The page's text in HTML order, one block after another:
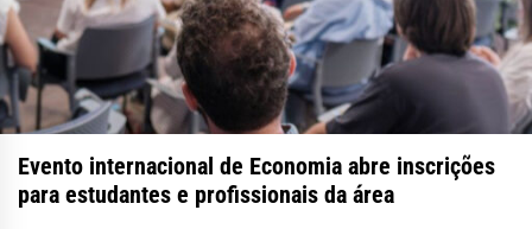
Evento internacional de Economia abre inscrições
para estudantes e profissionais da área